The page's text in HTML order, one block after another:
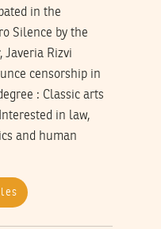
in the
Silence by the
Javeria Rizvi
censorship in
: Classic arts
in law,
and human